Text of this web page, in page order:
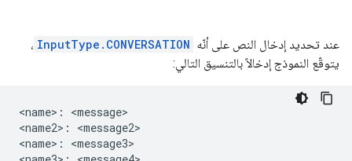
عند تحديد إدخال النص على أنّه InputType.CONVERSATION ،
يتوقّع النموذج إدخالاً بالتنسيق التالي:
<name>: <message>
<name2>: <message2>
<name>: <message3>